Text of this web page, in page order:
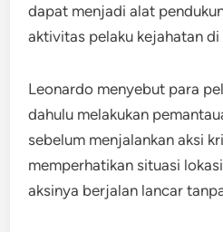
dapat menjadi alat
aktivitas pelaku kejahatan di
Leonardo menyebut para
dahulu melakukan
sebelum menjalankan aksi
memperhatikan situasi
aksinya berjalan lancar